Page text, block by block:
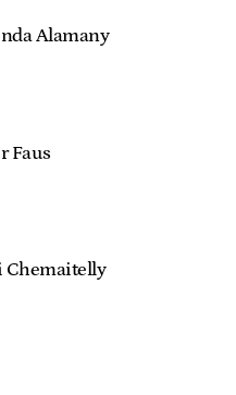
Alamany
Faus
Chemaitelly